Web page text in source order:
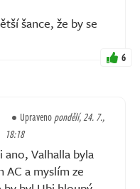
šance, že by se
6
Upravenopondělí, 24. 7.,
18:18
ano, Valhalla byla
a myslím ze